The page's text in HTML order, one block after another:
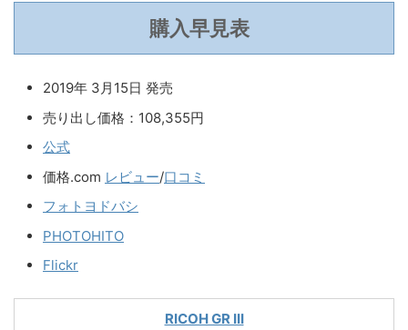
購入早見表
2019年 3月15日 発売
売り出し価格：108,355円
公式
価格.com レビュー/口コミ
フォトヨドバシ
PHOTOHITO
Flickr
RICOH GR III